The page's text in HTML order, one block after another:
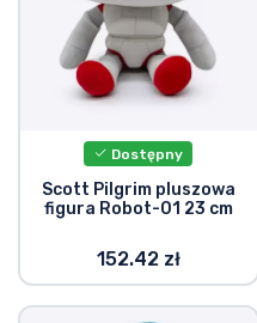
Dostępny
Scott Pilgrim pluszowa
figura Robot-01 23 cm
152.42 zł
Rzeczy filmowe
Wspaniałe rzeczy
Rzeczy z anime
Rzeczy sportowe